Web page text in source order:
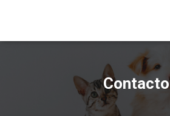
Contacto